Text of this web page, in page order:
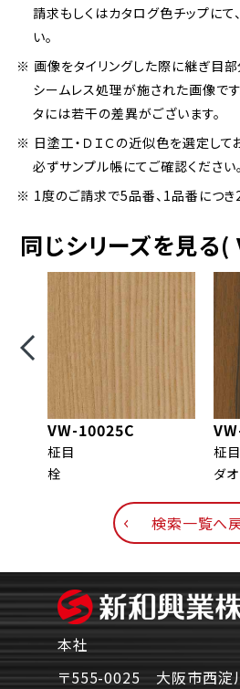
請求もしくはカタログ色チップにて
い。
※ 画像をタイリングした際に継ぎ目
シームレス処理が施された画像で
タには若干の差異がございます。
※ 日塗工・ＤＩＣの近似色を選定して
必ずサンプル帳にてご確認ください。
※ 1度のご請求で5品番、1品番につき
同じシリーズを見る(
VW-10025C
柾目
栓
柾目
ダオ
検索一覧へ
本社
〒555-0025 大阪市西淀